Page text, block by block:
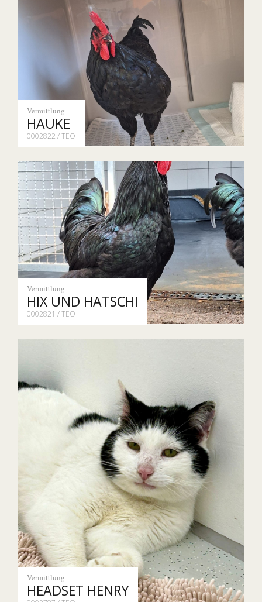
Vermittlung
HAUKE
0002822 / TEO
Vermittlung
HIX UND HATSCHI
0002821 / TEO
Vermittlung
HEADSET HENRY